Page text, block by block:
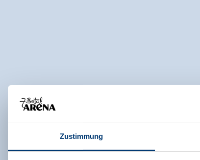
Zustimmung